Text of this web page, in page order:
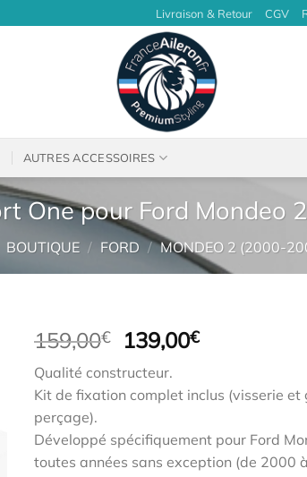
Livraison & Retour CGV
AUTRES ACCESSOIRES
One pour Ford Mondeo
BOUTIQUE / FORD / MONDEO 2 (2000-
159,00€
Le
initial
était :
139,00€Le
est :
Qualité constructeur.
Kit de fixation complet inclus (visserie et
perçage).
Développé spécifiquement pour Ford
toutes années sans exception (de 2000